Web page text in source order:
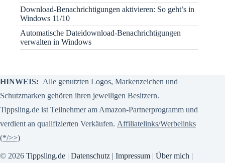
Download-Benachrichtigungen aktivieren: So geht’s in
Windows 11/10
Automatische Dateidownload-Benachrichtigungen
verwalten in Windows
HINWEIS: Alle genutzten Logos, Markenzeichen und
Schutzmarken gehören ihren jeweiligen Besitzern.
Tippsling.de ist Teilnehmer am Amazon-Partnerprogramm und
verdient an qualifizierten Verkäufen. Affiliatelinks/Werbelinks
(*/>>)
© 2026 Tippsling.de | Datenschutz | Impressum | Über mich |